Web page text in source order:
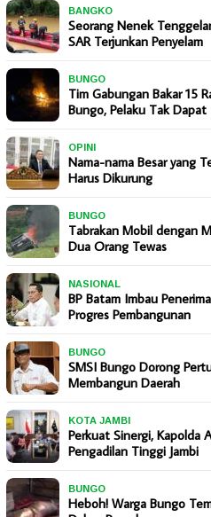
BANGKO
Seorang Nenek
SAR Terjunkan Penyelam
BUNGO
Tim Gabungan Bakar 15
Bungo, Pelaku Tak Dapat
OPINI
Nama-nama Besar yang
Harus Dikurung
BUNGO
Tabrakan Mobil dengan
Dua Orang Tewas
NASIONAL
BP Batam Imbau
Progres Pembangunan
BUNGO
SMSI Bungo Dorong
Membangun Daerah
KOTA JAMBI
Perkuat Sinergi, Kapolda
Pengadilan Tinggi Jambi
BUNGO
Heboh! Warga Bungo